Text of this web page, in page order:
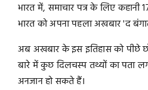
भारत में, समाचार पत्र के लिए
भारत को अपना पहला अखबार 'द
अब अखबार के इस इतिहास को
बारे में कुछ दिलचस्प तथ्यों का पता
अनजान हो सकते हैं।